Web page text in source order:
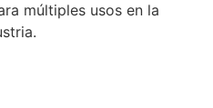
múltiples usos en la